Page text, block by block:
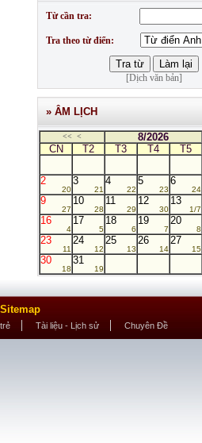
SƯ LƯU LY QUANG NHƯ LAI
GIẢNG GIẢI KINH DƯỢC SƯ
Từ cần tra:
Tra theo từ điển:
[Dịch văn bản]
» ÂM LỊCH
<< < 8/2026
CN T2 T3 T4 T5
2
20
3
21
4
22
5
23
6
24
9
27
10
28
11
29
12
30
13
1/7
16
4
17
5
18
6
19
7
20
8
23
11
24
12
25
13
26
14
27
15
30
18
31
19
Sitemap
Tài liệu - Lịch sử Chuyên Đề